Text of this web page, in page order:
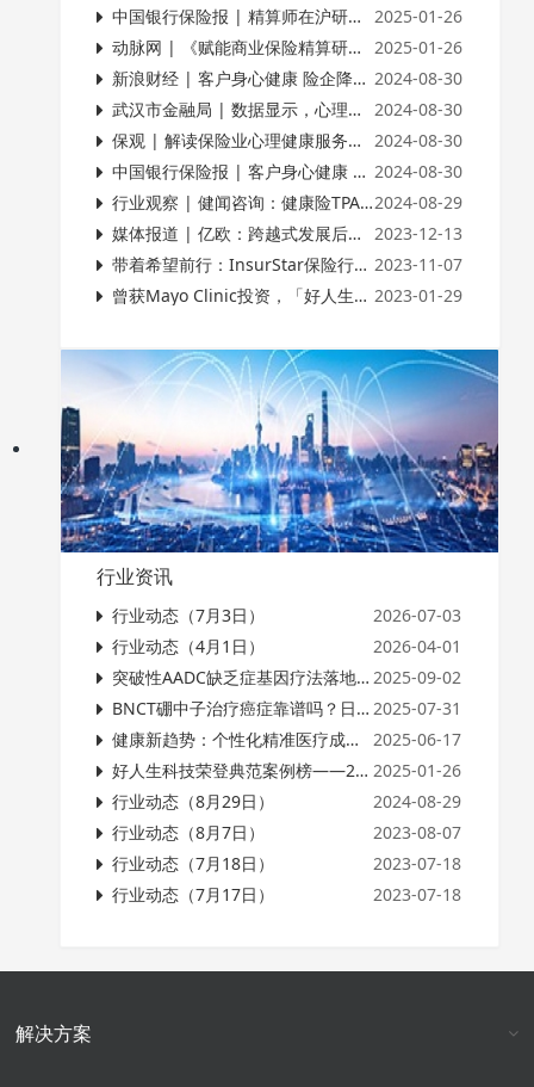
中国银行保险报 | 精算师在沪研讨医疗大数据如何赋能保险精算
2025-01-26
动脉网 | 《赋能商业保险精算研究的医疗大数据规范》意见征询座谈会在沪圆满举行
2025-01-26
新浪财经 | 客户身心健康 险企降本增效 2024-08-30
武汉市金融局 | 数据显示，心理健康服务在保险产品中的渗透率持续增加
2024-08-30
保观 | 解读保险业心理健康服务报告：保险与心理健康服务深度融合，未来可期
2024-08-30
中国银行保险报 | 客户身心健康 险企降本增效 2024-08-30
行业观察 | 健闻咨询：健康险TPA：千亿级赛道，诱人但隐秘的蛋糕2024-08-29
媒体报道 | 亿欧：跨越式发展后，康养产业如何开启下一个黄金十年？
2023-12-13
带着希望前行：InsurStar保险行业榜单发布！ 2023-11-07
曾获Mayo Clinic投资，「好人生科技」布局健康险风控SaaS 2023-01-29
行业资讯
行业动态（7月3日）
2026-07-03
行业动态（4月1日）
2026-04-01
突破性AADC缺乏症基因疗法落地，为中国罕见病患儿带来哪些启示？ 2025-09-02
BNCT硼中子治疗癌症靠谱吗？日本技术成"第五疗法" 2025-07-31
健康新趋势：个性化精准医疗成焦点
2025-06-17
好人生科技荣登典范案例榜——2024年保观行业报告发布！十年之期，聚焦保险产业创新！ 2025-01-26
行业动态（8月29日）
2024-08-29
行业动态（8月7日）
2023-08-07
行业动态（7月18日）
2023-07-18
行业动态（7月17日）
2023-07-18
解决方案